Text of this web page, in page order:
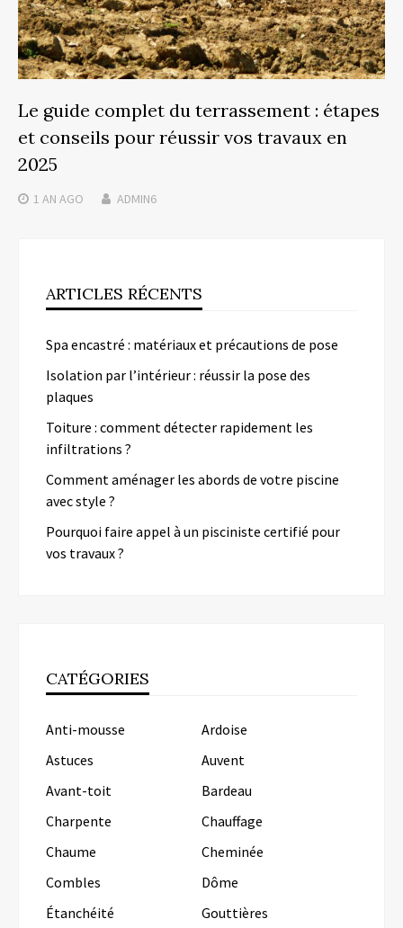
Le guide complet du terrassement : étapes
et conseils pour réussir vos travaux en
2025
1 AN AGO ADMIN6
ARTICLES RÉCENTS
Spa encastré : matériaux et précautions de pose
Isolation par l’intérieur : réussir la pose des
plaques
Toiture : comment détecter rapidement les
infiltrations ?
Comment aménager les abords de votre piscine
avec style ?
Pourquoi faire appel à un pisciniste certifié pour
vos travaux ?
CATÉGORIES
Anti-mousse
Ardoise
Astuces
Auvent
Avant-toit
Bardeau
Charpente
Chauffage
Chaume
Cheminée
Combles
Dôme
Étanchéité
Gouttières